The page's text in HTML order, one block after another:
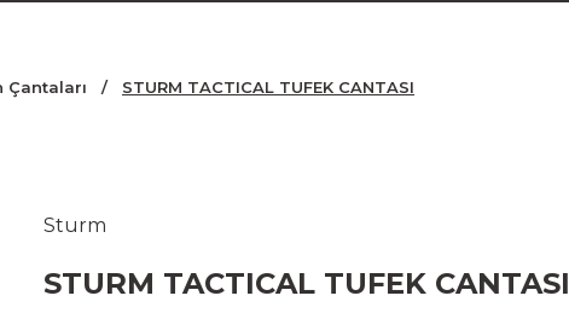
Çantaları STURM TACTICAL TUFEK CANTASI
Sturm
STURM TACTICAL TUFEK CANTASI